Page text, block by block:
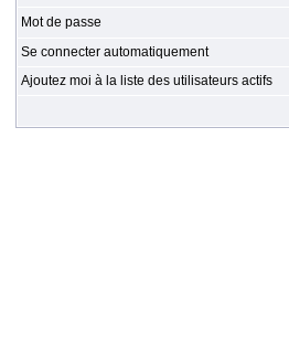
Mot de passe
Se connecter automatiquement
Ajoutez moi à la liste des utilisateurs actifs